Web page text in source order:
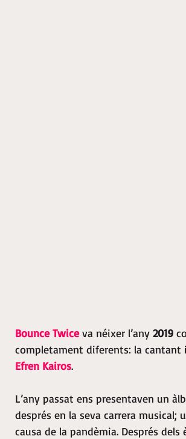
Bounce Twice va néixer l’any 2019
completament diferents: la cantant
Efren Kairos.
L’any passat ens presentaven un
després en la seva carrera musical;
causa de la pandèmia. Després